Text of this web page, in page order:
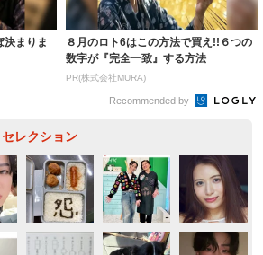
決まりま
８月のロト6はこの方法で買え!!６つの
数字が『完全一致』する方法
PR(株式会社MURA)
Recommended by
レクション